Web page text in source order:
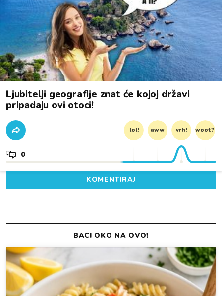
Ljubitelji geografije znat će kojoj državi
pripadaju ovi otoci!
lol! aww vrh! woot?!
0
KOMENTIRAJ